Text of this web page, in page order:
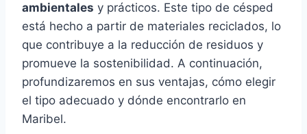
ambientales y prácticos. Este tipo de césped
está hecho a partir de materiales reciclados, lo
que contribuye a la reducción de residuos y
promueve la sostenibilidad. A continuación,
profundizaremos en sus ventajas, cómo elegir
el tipo adecuado y dónde encontrarlo en
Maribel.